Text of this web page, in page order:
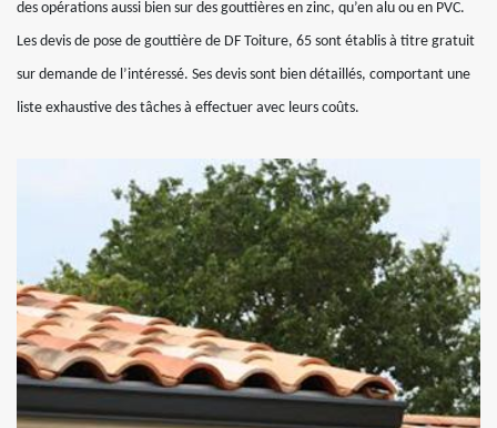
des opérations aussi bien sur des gouttières en zinc, qu’en alu ou en PVC.
Les devis de pose de gouttière de DF Toiture, 65 sont établis à titre gratuit
sur demande de l’intéressé. Ses devis sont bien détaillés, comportant une
liste exhaustive des tâches à effectuer avec leurs coûts.